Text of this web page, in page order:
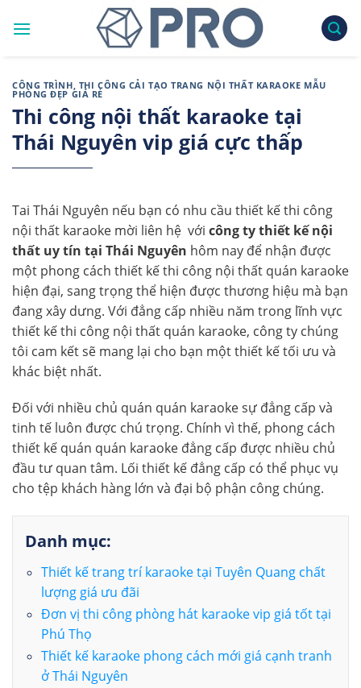
CÔNG TRÌNH, THI CÔNG CẢI TẠO TRANG NỘI THẤT KARAOKE MẪU
PHÒNG ĐẸP GIÁ RẺ
Thi công nội thất karaoke tại
Thái Nguyên vip giá cực thấp
Tai Thái Nguyên nếu bạn có nhu cầu thiết kế thi công
nội thất karaoke mời liên hệ với công ty thiết kế nội
thất uy tín tại Thái Nguyên hôm nay để nhận được
một phong cách thiết kế thi công nội thất quán karaoke
hiện đại, sang trọng thể hiện được thương hiệu mà bạn
đang xây dưng. Với đẳng cấp nhiều năm trong lĩnh vực
thiết kế thi công nội thất quán karaoke, công ty chúng
tôi cam kết sẽ mang lại cho bạn một thiết kế tối ưu và
khác biệt nhất.
Đối với nhiều chủ quán quán karaoke sự đẳng cấp và
tinh tế luôn được chú trọng. Chính vì thế, phong cách
thiết kế quán quán karaoke đẳng cấp được nhiều chủ
đầu tư quan tâm. Lối thiết kế đẳng cấp có thể phục vụ
cho tệp khách hàng lớn và đại bộ phận công chúng.
Danh mục:
Thiết kế trang trí karaoke tại Tuyên Quang chất
lượng giá ưu đãi
Đơn vị thi công phòng hát karaoke vip giá tốt tại
Phú Thọ
Thiết kế karaoke phong cách mới giá cạnh tranh
ở Thái Nguyên